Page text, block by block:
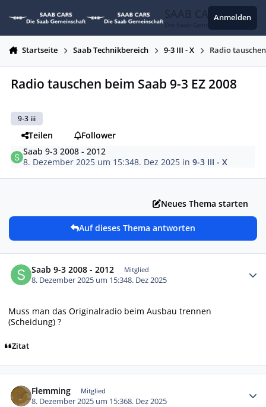
SAAB CARS
Die Saab Gemeinschaft
Anmelden
Startseite Saab Technikbereich 9-3 III - X Radio
Radio tauschen beim Saab 9-3 EZ 2008
9-3 iii
Teilen
Follower
Saab 9-3 2008 - 2012
8. Dezember 2025 um 15:348. Dez 2025 in9-3 III - X
Neues Thema starten
Auf dieses Thema antworten
Saab 9-3 2008 - 2012 Mitglied
8. Dezember 2025 um 15:348. Dez 2025
Muss man das Originalradio beim Ausbau trennen
(Scheidung) ?
Zitat
Flemming Mitglied
8. Dezember 2025 um 15:368. Dez 2025